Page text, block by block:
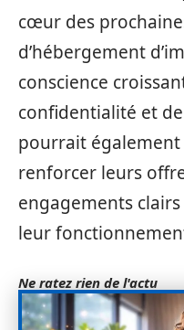
cœur des
d’hébergement
conscience
confidentialité et
pourrait
renforcer leurs
engagements
leur
Ne ratez rien de l'actu